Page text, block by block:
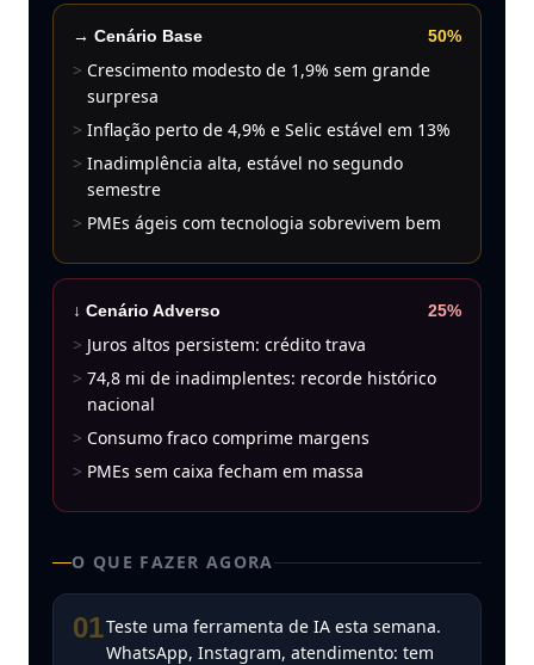
→ Cenário Base 50%
Crescimento modesto de 1,9% sem grande
surpresa
Inflação perto de 4,9% e Selic estável em 13%
Inadimplência alta, estável no segundo
semestre
PMEs ágeis com tecnologia sobrevivem bem
↓ Cenário Adverso 25%
Juros altos persistem: crédito trava
74,8 mi de inadimplentes: recorde histórico
nacional
Consumo fraco comprime margens
PMEs sem caixa fecham em massa
O QUE FAZER AGORA
01Teste uma ferramenta de IA esta semana.
WhatsApp, Instagram, atendimento: tem